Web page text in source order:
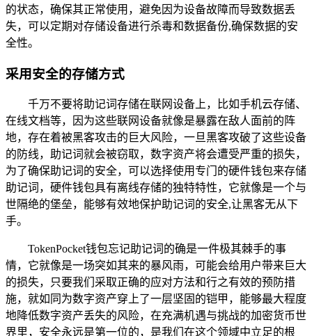
的状态，确保其正常使用，避免因为设备故障而导致数据丢
失，可以定期对存储设备进行杀毒和数据备份,确保数据的安
全性。
采用安全的存储方式
千万不要将助记词存储在联网设备上，比如手机云存储、
在线文档等，因为这些联网设备就像是暴露在敌人面前的阵
地，存在着被黑客攻击的巨大风险，一旦黑客攻破了这些设备
的防线，助记词就会被窃取，数字资产将会遭受严重的损失，
为了确保助记词的安全，可以选择使用专门的硬件钱包来存储
助记词，硬件钱包具有离线存储的独特特性，它就像是一个与
世隔绝的堡垒，能够有效地保护助记词的安全,让黑客无从下
手。
TokenPocket钱包忘记助记词的确是一件极其棘手的事
情，它就像是一场突如其来的暴风雨，可能会给用户带来巨大
的损失，只要我们采取正确的应对方法和行之有效的预防措
施，就如同为数字资产穿上了一层坚固的铠甲，能够最大程度
地降低数字资产丢失的风险，在充满机遇与挑战的加密货币世
界里，安全永远是第一位的，是我们在这个领域中立足的根